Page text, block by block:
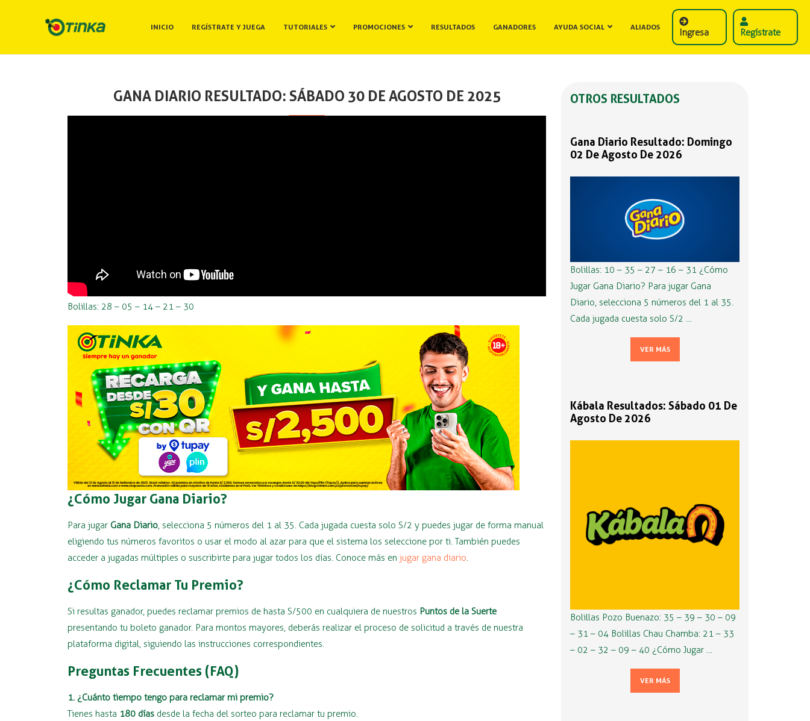
INICIO REGÍSTRATE Y JUEGA TUTORIALES PROMOCIONES RESULTADOS GANADORES AYUDA SOCIAL ALIADOS Ingresa Regístrate
GANA DIARIO RESULTADO: SÁBADO 30 DE AGOSTO DE 2025
Bolillas: 28 – 05 – 14 – 21 – 30
¿Cómo Jugar Gana Diario?
Para jugar Gana Diario, selecciona 5 números del 1 al 35. Cada jugada cuesta solo S/2 y puedes jugar de forma manual
eligiendo tus números favoritos o usar el modo al azar para que el sistema los seleccione por ti. También puedes
acceder a jugadas múltiples o suscribirte para jugar todos los días. Conoce más en jugar gana diario.
¿Cómo Reclamar Tu Premio?
Si resultas ganador, puedes reclamar premios de hasta S/500 en cualquiera de nuestros Puntos de la Suerte
presentando tu boleto ganador. Para montos mayores, deberás realizar el proceso de solicitud a través de nuestra
plataforma digital, siguiendo las instrucciones correspondientes.
Preguntas Frecuentes (FAQ)
1. ¿Cuánto tiempo tengo para reclamar mi premio?
Tienes hasta 180 días desde la fecha del sorteo para reclamar tu premio.
OTROS RESULTADOS
Gana Diario Resultado: Domingo
02 De Agosto De 2026
Bolillas: 10 – 35 – 27 – 16 – 31 ¿Cómo
Jugar Gana Diario? Para jugar Gana
Diario, selecciona 5 números del 1 al 35.
Cada jugada cuesta solo S/2 …
VER MÁS
Kábala Resultados: Sábado 01 De
Agosto De 2026
Bolillas Pozo Buenazo: 35 – 39 – 30 – 09
– 31 – 04 Bolillas Chau Chamba: 21 – 33
– 02 – 32 – 09 – 40 ¿Cómo Jugar …
VER MÁS